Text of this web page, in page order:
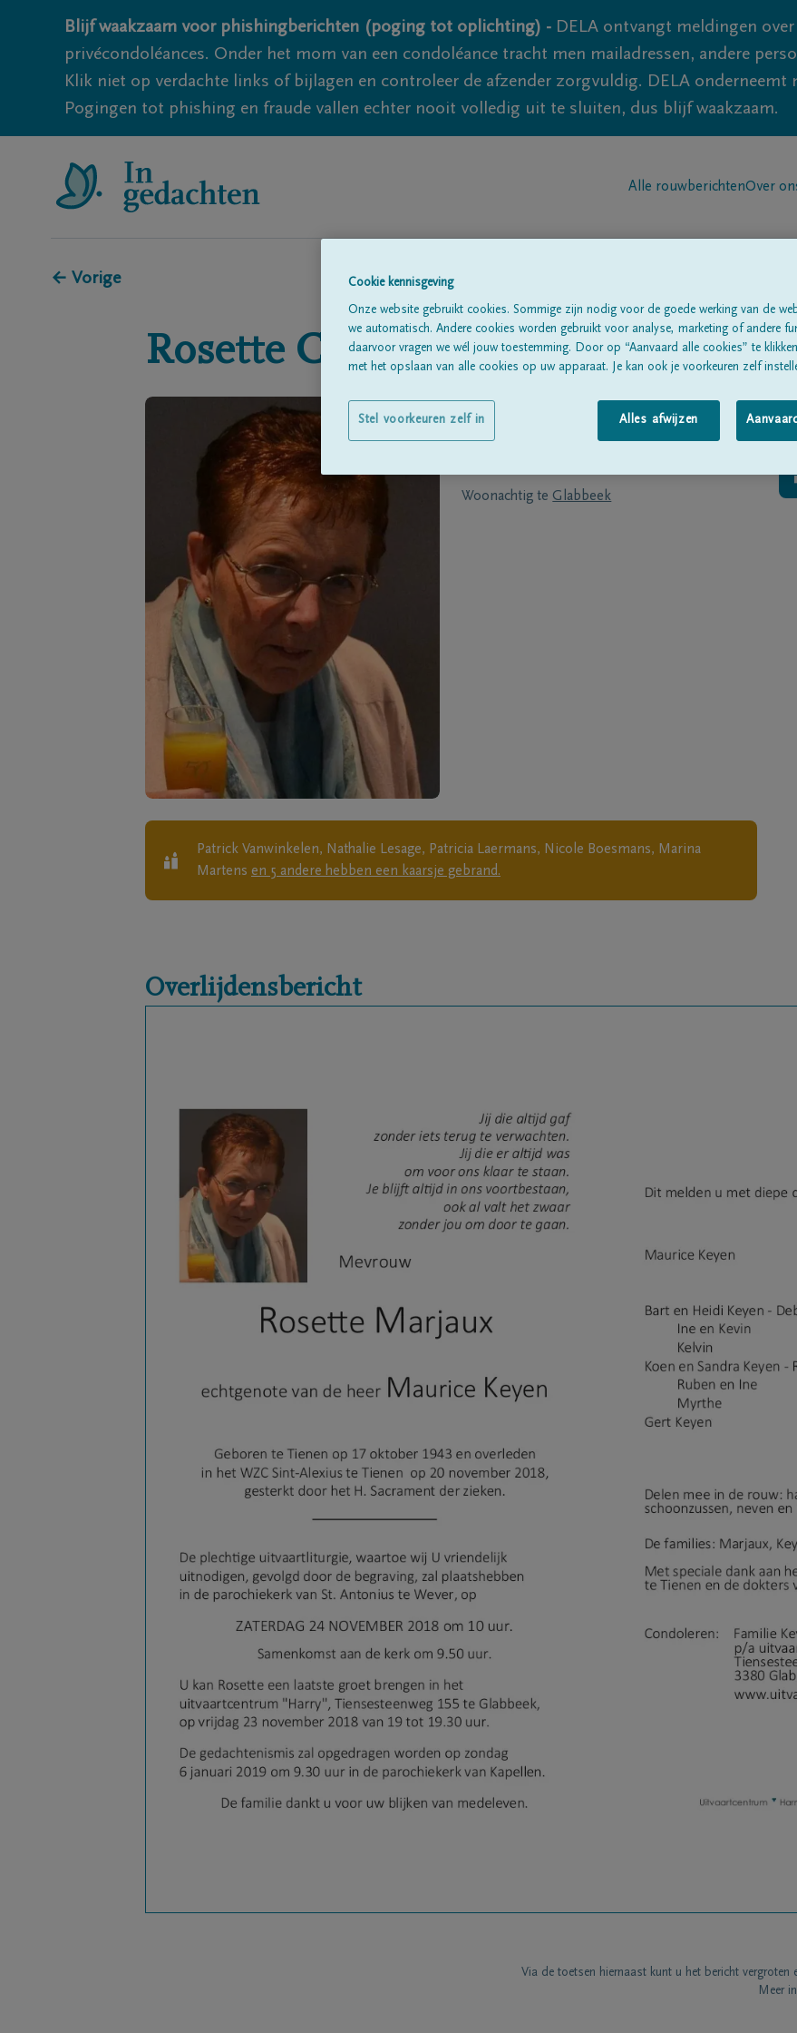
Blijf waakzaam voor phishingberichten (poging tot oplichting) - DELA ontvangt meldingen
privécondoléances. Onder het mom van een condoléance tracht men mailadressen, andere
Klik niet op verdachte links of bijlagen en controleer de afzender zorgvuldig. DELA onderneemt
Pogingen tot phishing en fraude vallen echter nooit volledig uit te sluiten, dus blijf waakzaam.
Alle rouwberichtenOver
← Vorige
Rosette Cordelia Marjaux
Geboren te
Woonachtig te Glabbeek
Patrick Vanwinkelen, Nathalie Lesage, Patricia Laermans, Nicole Boesmans, Marina
Martens en 5 andere hebben een kaarsje gebrand.
Overlijdensbericht
Via de toetsen hiernaast kunt u het bericht vergroten
Meer
Cookie kennisgeving
Onze website gebruikt cookies. Sommige zijn nodig voor de goede werking van de
we automatisch. Andere cookies worden gebruikt voor analyse, marketing of andere
daarvoor vragen we wél jouw toestemming. Door op “Aanvaard alle cookies” te
met het opslaan van alle cookies op uw apparaat. Je kan ook je voorkeuren zelf
Alles afwijzen
Stel voorkeuren zelf in